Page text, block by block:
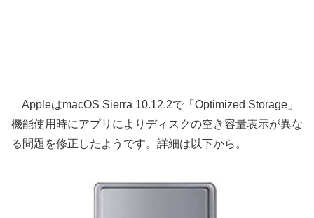
AppleはmacOS Sierra 10.12.2で「Optimized Storage」
機能使用時にアプリによりディスクの空き容量表示が異な
る問題を修正したようです。詳細は以下から。